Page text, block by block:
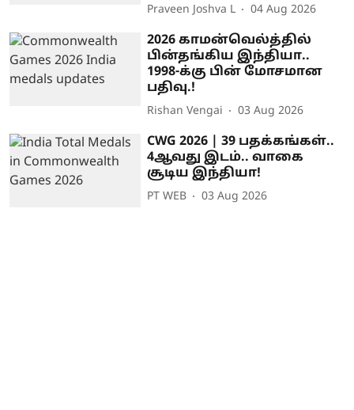
Praveen Joshva L 04 Aug 2026
2026 காமன்வெல்த்தில்
பின்தங்கிய இந்தியா..
1998-க்கு பின் மோசமான
பதிவு.!
Rishan Vengai 03 Aug 2026
CWG 2026 | 39 பதக்கங்கள்..
4ஆவது இடம்.. வாகை
சூடிய இந்தியா!
PT WEB 03 Aug 2026